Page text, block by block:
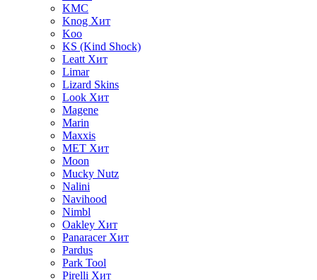
KMC
Knog Хит
Koo
KS (Kind Shock)
Leatt Хит
Limar
Lizard Skins
Look Хит
Magene
Marin
Maxxis
MET Хит
Moon
Mucky Nutz
Nalini
Navihood
Nimbl
Oakley Хит
Panaracer Хит
Pardus
Park Tool
Pirelli Хит